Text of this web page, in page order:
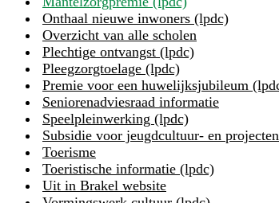
Onthaal nieuwe inwoners (lpdc)
Overzicht van alle scholen
Plechtige ontvangst (lpdc)
Pleegzorgtoelage (lpdc)
Premie voor een huwelijksjubileum
Seniorenadviesraad informatie
Speelpleinwerking (lpdc)
Subsidie voor jeugdcultuur- en
Toerisme
Toeristische informatie (lpdc)
Uit in Brakel website